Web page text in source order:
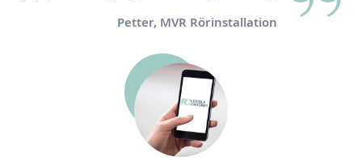
Petter, MVR Rörinstallation